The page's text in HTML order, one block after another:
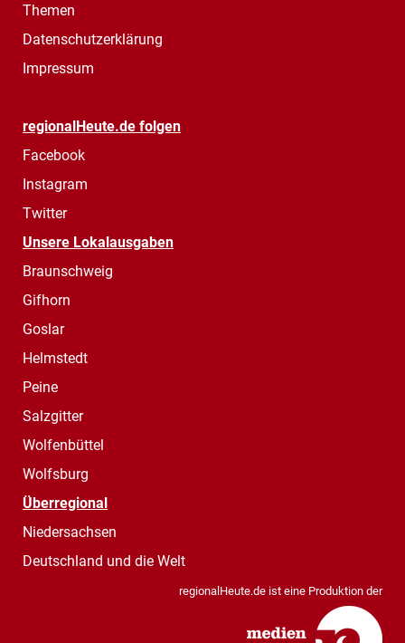
Themen
Datenschutzerklärung
Impressum
regionalHeute.de folgen
Facebook
Instagram
Twitter
Unsere Lokalausgaben
Braunschweig
Gifhorn
Goslar
Helmstedt
Peine
Salzgitter
Wolfenbüttel
Wolfsburg
Überregional
Niedersachsen
Deutschland und die Welt
regionalHeute.de ist eine Produktion der